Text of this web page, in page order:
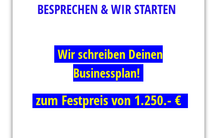
BESPRECHEN & WIR STARTEN
Wir schreiben Deinen
Businessplan!
zum Festpreis von 1.250.- €